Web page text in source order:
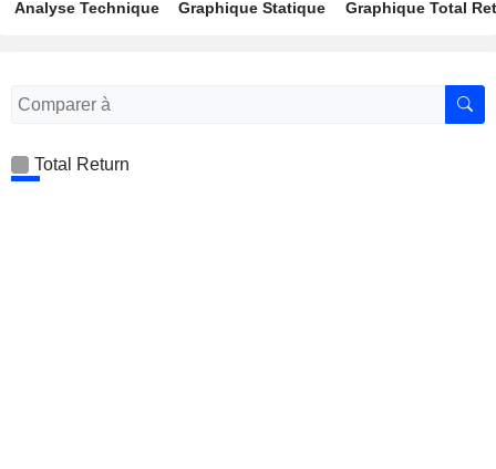
Analyse Technique Graphique Statique Graphique Total
Total Return